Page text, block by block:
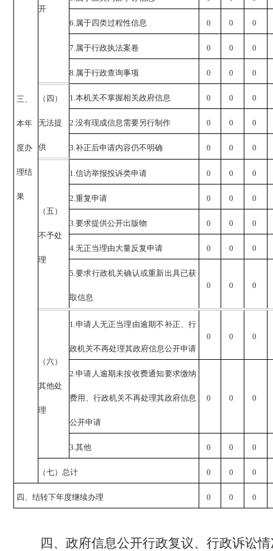
三、
本年
度办
理结
果
开
6.属于四类过程性信息 0 0 0
7.属于行政执法案卷 0 0 0
8.属于行政查询事项 0 0 0
（四）
无法提
供
1.本机关不掌握相关政府信息 0 0 0
2.没有现成信息需要另行制作 0 0 0
3.补正后申请内容仍不明确 0 0 0
（五）
不予处
理
1.信访举报投诉类申请 0 0 0
2.重复申请 0 0 0
3.要求提供公开出版物 0 0 0
4.无正当理由大量反复申请 0 0 0
5.要求行政机关确认或重新出具已获
取信息
0 0 0
（六）
其他处
理
1.申请人无正当理由逾期不补正、行
政机关不再处理其政府信息公开申请
0 0 0
2.申请人逾期未按收费通知要求缴纳
费用、行政机关不再处理其政府信息
公开申请
0 0 0
3.其他 0 0 0
（七）总计 0 0 0
四、结转下年度继续办理 0 0 0
四、 政府信息公开行政复议、行政诉讼